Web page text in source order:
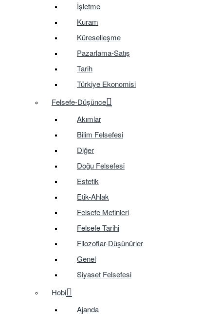
İşletme
Kuram
Küreselleşme
Pazarlama-Satış
Tarih
Türkiye Ekonomisi
Felsefe-Düşünce
Akımlar
Bilim Felsefesi
Diğer
Doğu Felsefesi
Estetik
Etik-Ahlak
Felsefe Metinleri
Felsefe Tarihi
Filozoflar-Düşünürler
Genel
Siyaset Felsefesi
Hobi
Ajanda